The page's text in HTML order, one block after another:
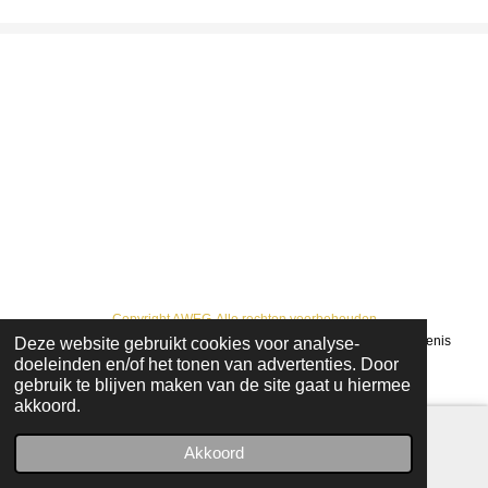
Deze website gebruikt cookies voor analyse-
doeleinden en/of het tonen van advertenties. Door
gebruik te blijven maken van de site gaat u hiermee
akkoord.
Akkoord
Copyright AWEG-Alle rechten voorbehouden
© 2022 - 2026 AWEG : Arendonkse Werkgroep Erfgoed en Geschiedenis
Powered byJouwWeb
E-mailadres